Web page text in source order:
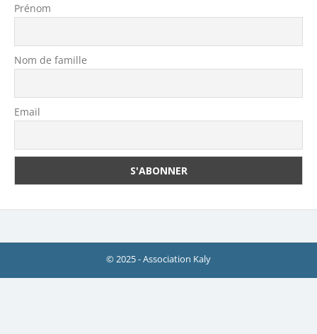
Prénom
Nom de famille
Email
© 2025 - Association Kaly